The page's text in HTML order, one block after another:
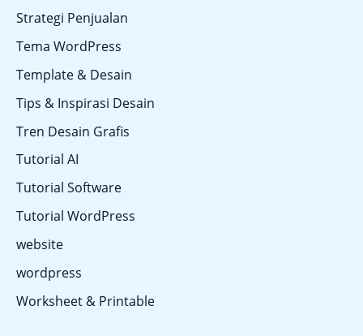
Strategi Penjualan
Tema WordPress
Template & Desain
Tips & Inspirasi Desain
Tren Desain Grafis
Tutorial AI
Tutorial Software
Tutorial WordPress
website
wordpress
Worksheet & Printable